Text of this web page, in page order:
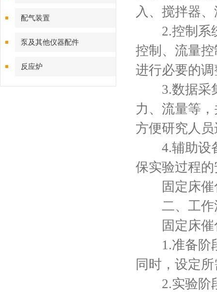
配气装置
泵及其他仪器配件
反应炉
入、搅拌器
2.控制系统
控制、流量
进行必要的
3.数据采集
力、流量等
方便研究人
4.辅助设备
保实验过程
固定床催
二、工作
固定床催
1.准备阶段
同时，设定
2.实验阶段